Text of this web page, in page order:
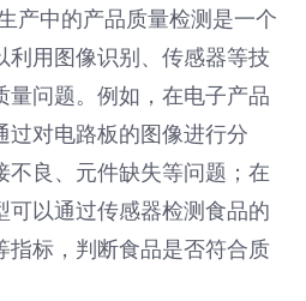
产中的产品质量检测是一个
利用图像识别、传感器等技
量问题。例如，在电子产品
过对电路板的图像进行分
不良、元件缺失等问题；在
可以通过传感器检测食品的
指标，判断食品是否符合质